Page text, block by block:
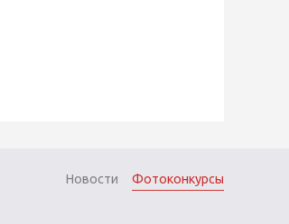
Новости Фотоконкурсы